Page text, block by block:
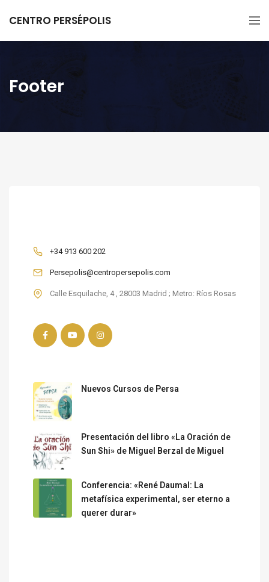
CENTRO PERSÉPOLIS
Footer
Persepolis@centropersepolis.com
+34 913 600 202
Nuevos Cursos de Persa
Presentación del libro «La Oración de
Sun Shi» de Miguel Berzal de Miguel
Conferencia: «René Daumal: La
metafísica experimental, ser eterno a
querer durar»